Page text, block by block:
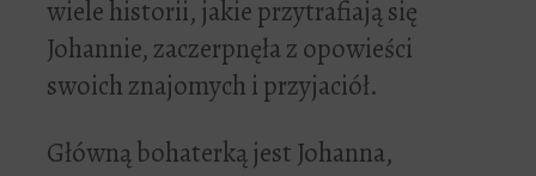
wiele historii, jakie przytrafiają się
Johannie, zaczerpnęła z opowieści
swoich znajomych i przyjaciół.
Główną bohaterką jest Johanna,